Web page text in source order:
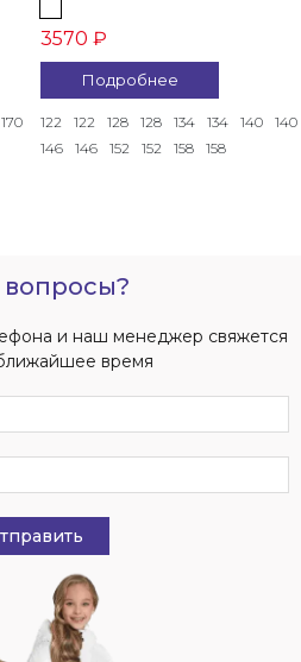
170
3570 ₽
Подробнее
122 122 128 128 134 134 140
140
146
146 152 152 158 158
вопросы?
и наш менеджер свяжется
время